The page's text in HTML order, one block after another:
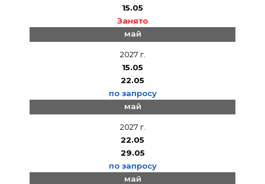
15.05
Занято
май
2027 г.
15.05
22.05
по запросу
май
2027 г.
22.05
29.05
по запросу
май